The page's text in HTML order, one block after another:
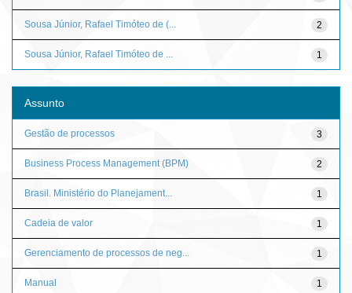
2
Sousa Júnior, Rafael Timóteo de (...
1
Sousa Júnior, Rafael Timóteo de ...
Assunto
3
Gestão de processos
2
Business Process Management (BPM)
1
Brasil. Ministério do Planejament...
1
Cadeia de valor
1
Gerenciamento de processos de neg...
1
Manual